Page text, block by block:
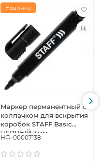
Новинка
Маркер перманентный с
колпачком для вскрытия
коробок STAFF Basic
ЧЕРНЫЙ 3мм
НФ-00007138